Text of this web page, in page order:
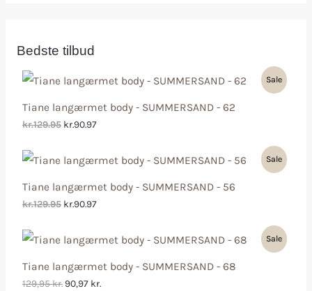
Bedste tilbud
Tiane langærmet body - SUMMERSAND - 62
Sale
kr.129.95 kr.90.97
Tiane langærmet body - SUMMERSAND - 56
Sale
kr.129.95 kr.90.97
Tiane langærmet body - SUMMERSAND - 68
Sale
129,95kr. 90,97 kr.